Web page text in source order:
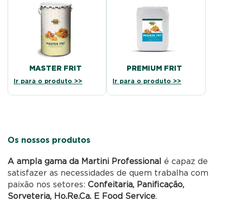
MASTER FRIT
Ir para o produto >>
PREMIUM FRIT
Ir para o produto >>
Os nossos produtos
A ampla gama da Martini Professional é capaz de
satisfazer as necessidades de quem trabalha com
paixão nos setores:Confeitaria, Panificação,
Sorveteria, Ho.Re.Ca. E Food Service.